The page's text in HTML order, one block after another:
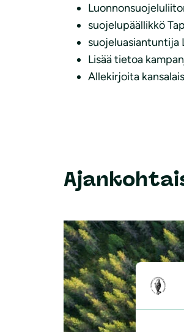
suojelupäällikkö
suojeluasiantuntija
Lisää tietoa
Allekirjoita